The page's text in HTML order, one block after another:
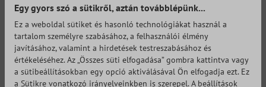
Egy gyors szó a sütikről, aztán továbblépünk...
Ez a weboldal sütiket és hasonló technológiákat használ a
tartalom személyre szabásához, a felhasználói élmény
javításához, valamint a hirdetések testreszabásához és
értékeléséhez. Az „Összes süti elfogadása” gombra kattintva vagy
a sütibeállításokban egy opció aktiválásával Ön elfogadja ezt. Ez
a Sütikre vonatkozó irányelveinkben is szerepel. A beállítások